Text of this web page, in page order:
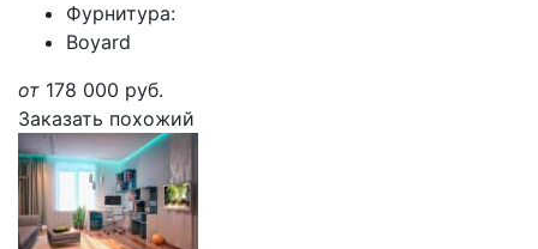
Фурнитура:
Boyard
от 178 000 руб.
Заказать похожий